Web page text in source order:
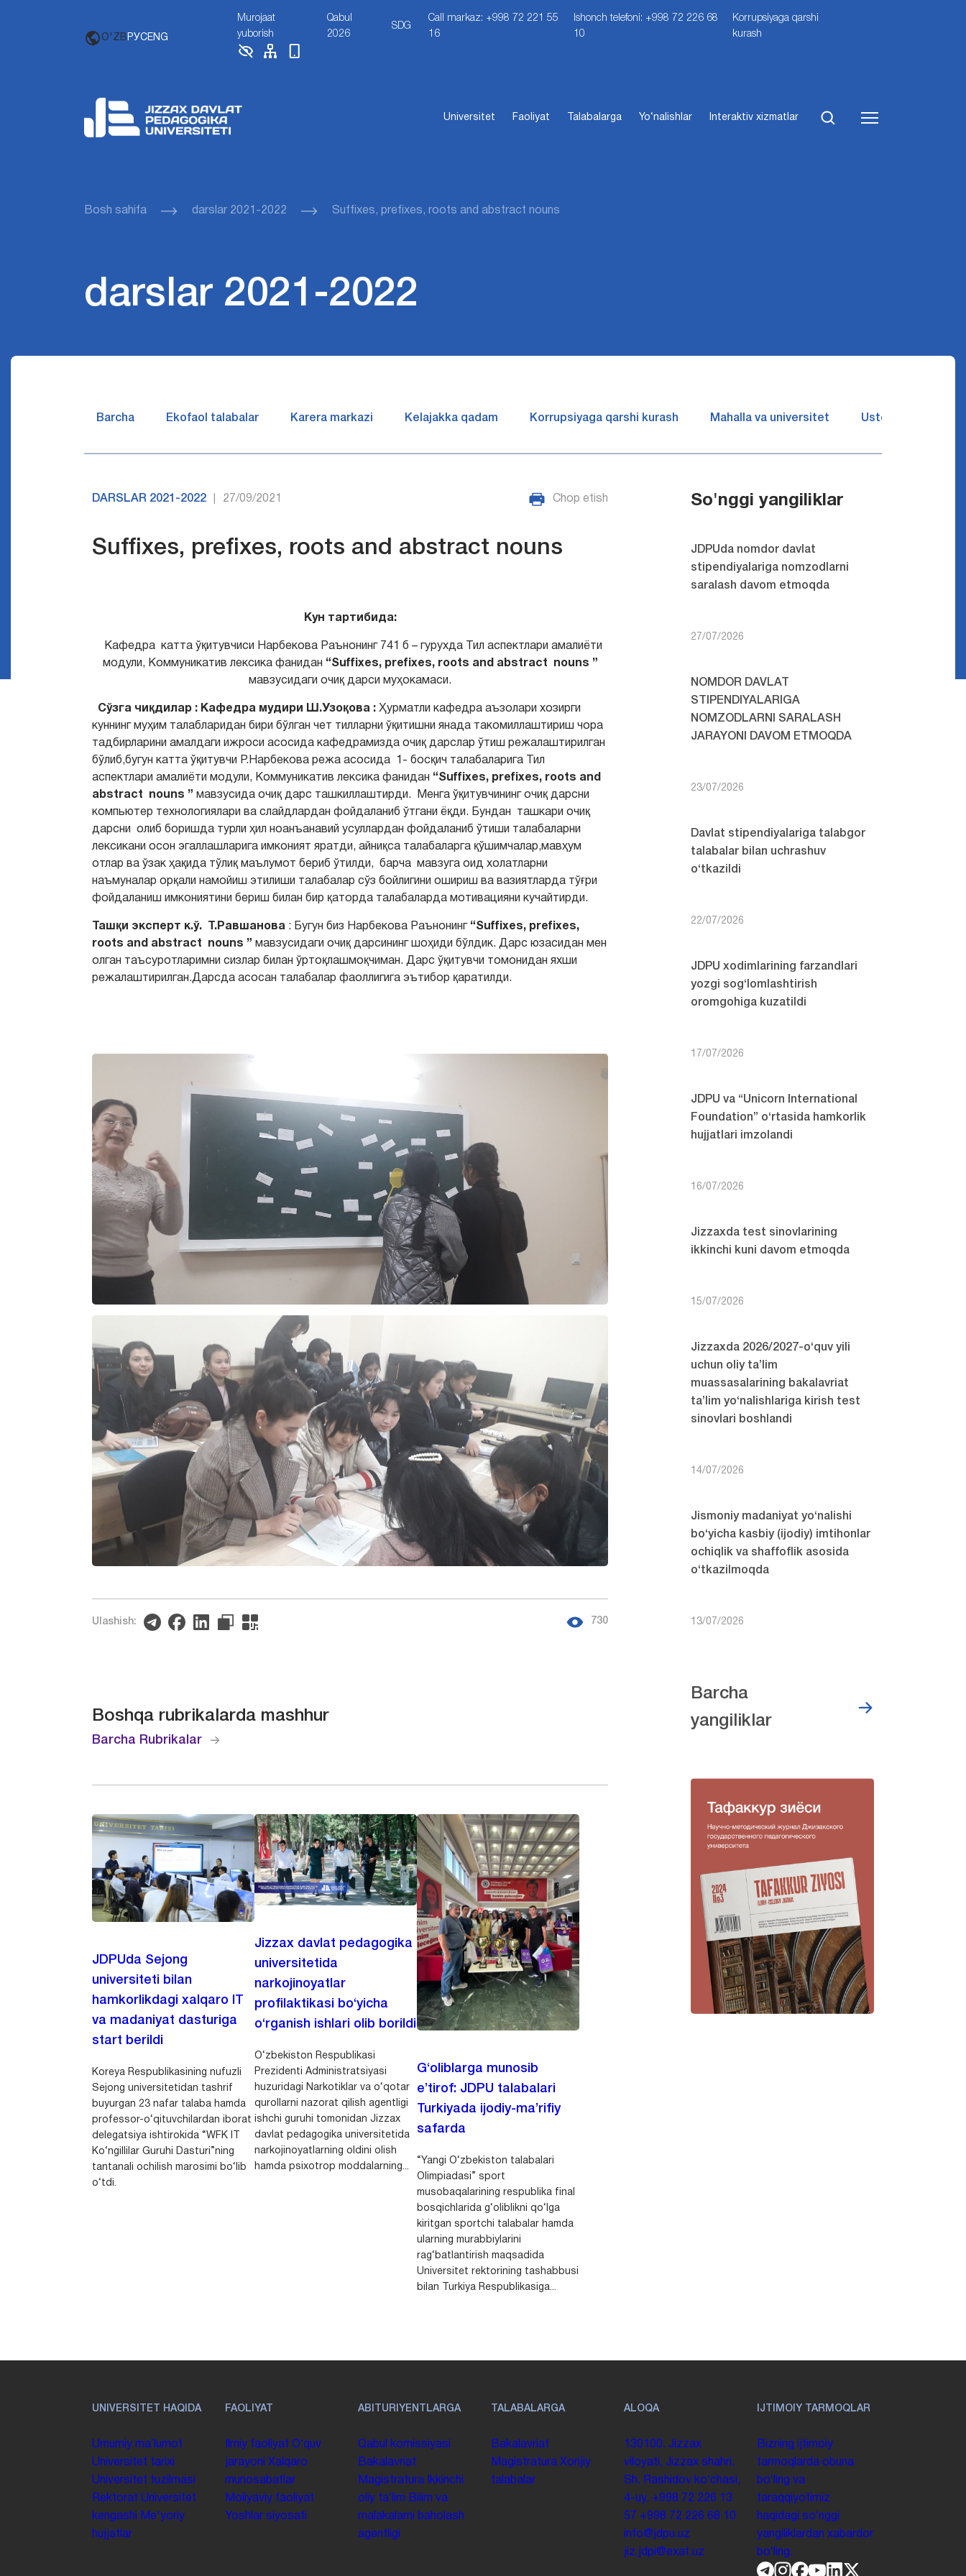
O'ZB РУСENG
Murojaat
yuborish
Qabul
2026
SDG
Call markaz: +998 72 221 55
16
Ishonch telefoni: +998 72 226 68
10
Korrupsiyaga qarshi
kurash
Universitet Faoliyat Talabalarga Yo‘nalishlar Interaktiv xizmatlar
Bosh sahifa darslar 2021-2022 Suffixes, prefixes, roots and abstract nouns
darslar 2021-2022
Barcha Ekofaol talabalar Karera markazi Kelajakka qadam Korrupsiyaga qarshi kurash Mahalla va universitet Ustozlar suhbatin
DARSLAR 2021-2022 27/09/2021 Chop etish
Suffixes, prefixes, roots and abstract nouns
Кун тартибида:
Кафедра катта ўқитувчиси Нарбекова Раънонинг 741 б – гурухда Тил аспектлари амалиёти
модули, Коммуникатив лексика фанидан “Suffixes, prefixes, roots and abstract nouns ”
мавзусидаги очиқ дарси муҳокамаси.
Сўзга чиқдилар : Кафедра мудири Ш.Узоқова : Ҳурматли кафедра аъзолари хозирги
куннинг муҳим талабларидан бири бўлган чет тилларни ўқитишни янада такомиллаштириш чора
тадбирларини амалдаги ижроси асосида кафедрамизда очиқ дарслар ўтиш режалаштирилган
бўлиб,бугун катта ўқитувчи Р.Нарбекова режа асосида 1- босқич талабаларига Тил
аспектлари амалиёти модули, Коммуникатив лексика фанидан “Suffixes, prefixes, roots and
abstract nouns ” мавзусида очиқ дарс ташкиллаштирди. Менга ўқитувчининг очиқ дарсни
компьютер технологиялари ва слайдлардан фойдаланиб ўтгани ёқди. Бундан ташкари очиқ
дарсни олиб боришда турли ҳил ноанъанавий усуллардан фойдаланиб ўтиши талабаларни
лексикани осон эгаллашларига имконият яратди, айниқса талабаларга қўшимчалар,мавҳум
отлар ва ўзак ҳақида тўлиқ маълумот бериб ўтилди, барча мавзуга оид холатларни
наъмуналар орқали намойиш этилиши талабалар сўз бойлигини ошириш ва вазиятларда тўғри
фойдаланиш имкониятини бериш билан бир қаторда талабаларда мотивацияни кучайтирди.
Ташқи эксперт к.ў. Т.Равшанова : Бугун биз Нарбекова Раънонинг “Suffixes, prefixes,
roots and abstract nouns ” мавзусидаги очиқ дарсининг шоҳиди бўлдик. Дарс юзасидан мен
олган таъсуротларимни сизлар билан ўртоқлашмоқчиман. Дарс ўқитувчи томонидан яхши
режалаштирилган.Дарсда асосан талабалар фаоллигига эътибор қаратилди.
Ulashish: 730
Boshqa rubrikalarda mashhur
Barcha Rubrikalar
JDPUda Sejong
universiteti bilan
hamkorlikdagi xalqaro IT
va madaniyat dasturiga
start berildi
Koreya Respublikasining nufuzli
Sejong universitetidan tashrif
buyurgan 23 nafar talaba hamda
professor-o‘qituvchilardan iborat
delegatsiya ishtirokida “WFK IT
Ko‘ngillilar Guruhi Dasturi”ning
tantanali ochilish marosimi bo‘lib
o‘tdi.
Jizzax davlat pedagogika
universitetida
narkojinoyatlar
profilaktikasi bo‘yicha
o‘rganish ishlari olib borildi
O‘zbekiston Respublikasi
Prezidenti Administratsiyasi
huzuridagi Narkotiklar va o‘qotar
qurollarni nazorat qilish agentligi
ishchi guruhi tomonidan Jizzax
davlat pedagogika universitetida
narkojinoyatlarning oldini olish
hamda psixotrop moddalarning...
G‘oliblarga munosib
e’tirof: JDPU talabalari
Turkiyada ijodiy-ma’rifiy
safarda
“Yangi O‘zbekiston talabalari
Olimpiadasi” sport
musobaqalarining respublika final
bosqichlarida g‘oliblikni qo‘lga
kiritgan sportchi talabalar hamda
ularning murabbiylarini
rag‘batlantirish maqsadida
Universitet rektorining tashabbusi
bilan Turkiya Respublikasiga...
So'nggi yangiliklar
JDPUda nomdor davlat
stipendiyalariga nomzodlarni
saralash davom etmoqda
27/07/2026
NOMDOR DAVLAT
STIPENDIYALARIGA
NOMZODLARNI SARALASH
JARAYONI DAVOM ETMOQDA
23/07/2026
Davlat stipendiyalariga talabgor
talabalar bilan uchrashuv
o‘tkazildi
22/07/2026
JDPU xodimlarining farzandlari
yozgi sog‘lomlashtirish
oromgohiga kuzatildi
17/07/2026
JDPU va “Unicorn International
Foundation” o‘rtasida hamkorlik
hujjatlari imzolandi
16/07/2026
Jizzaxda test sinovlarining
ikkinchi kuni davom etmoqda
15/07/2026
Jizzaxda 2026/2027-o‘quv yili
uchun oliy ta’lim
muassasalarining bakalavriat
ta’lim yo‘nalishlariga kirish test
sinovlari boshlandi
14/07/2026
Jismoniy madaniyat yo‘nalishi
bo‘yicha kasbiy (ijodiy) imtihonlar
ochiqlik va shaffoflik asosida
o‘tkazilmoqda
13/07/2026
Barcha
yangiliklar
UNIVERSITET HAQIDA
Umumiy maʼlumot
Universitet tarixi
Universitet tuzilmasi
Rektorat Universitet
kengashi Me'yoriy
hujjatlar
FAOLIYAT
Ilmiy faoliyat Oʻquv
jarayoni Xalqaro
munosabatlar
Moliyaviy faoliyat
Yoshlar siyosati
ABITURIYENTLARGA
Qabul komissiyasi
Bakalavriat
Magistratura
Ikkinchi
oliy taʼlim Bilim va
malakalarni baholash
agentligi
TALABALARGA
Bakalavriat
Magistratura Xorijiy
talabalar
ALOQA
130100. Jizzax
viloyati, Jizzax shahri,
Sh. Rashidov koʻchasi,
4-uy. +998 72 226 13
57 +998 72 226 68 10
info@jdpu.uz
jiz.jdpi@exat.uz
IJTIMOIY TARMOQLAR
Bizning ijtimoiy
tarmoqlarda obuna
boʻling va
taraqqiyotimiz
haqidagi soʻnggi
yangiliklardan xabardor
boʻling.